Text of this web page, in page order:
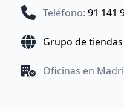
Teléfono: 91 141
Grupo de
Oficinas en